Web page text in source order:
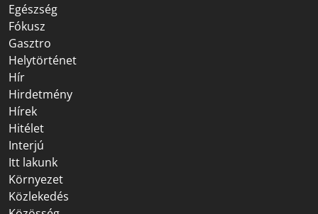
Egészség
Fókusz
Gasztro
Helytörténet
Hír
Hirdetmény
Hírek
Hitélet
Interjú
Itt lakunk
Környezet
Közlekedés